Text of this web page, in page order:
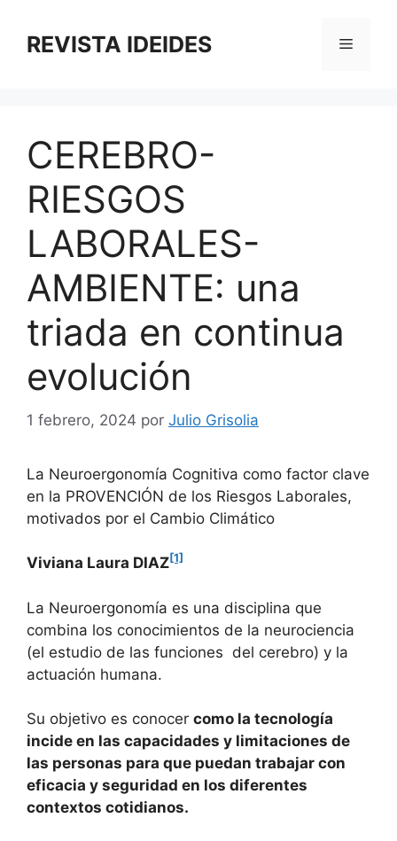
contenido
REVISTA IDEIDES Menú
CEREBRO-
RIESGOS
LABORALES-
AMBIENTE: una
triada en continua
evolución
1 febrero, 2024 por Julio Grisolia
La Neuroergonomía Cognitiva como factor clave
en la PROVENCIÓN de los Riesgos Laborales,
motivados por el Cambio Climático
Viviana Laura DIAZ [1]
La Neuroergonomía es una disciplina que
combina los conocimientos de la neurociencia
(el estudio de las funciones del cerebro) y la
actuación humana.
Su objetivo es conocer como la tecnología
incide en las capacidades y limitaciones de
las personas para que puedan trabajar con
eficacia y seguridad en los diferentes
contextos cotidianos.